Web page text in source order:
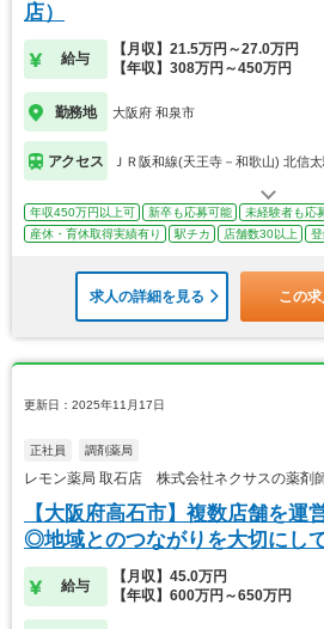
店）
給与
【月収】21.5万円～27.0万円
【年収】308万円～450万円
勤務地 大阪府 和泉市
アクセス ＪＲ阪和線(天王寺－和歌山) 北信
年収450万円以上可 新卒も応募可能 未経験者も応
産休・育休取得実績有り
駅チカ 店舗数30以上
求人の詳細を見る この
更新日：2025年11月17日
正社員 調剤薬局
レモン薬局 取石店 株式会社ネクサスの薬剤
【大阪府高石市】複数店舗を運
◎地域とのつながりを大切にし
です
給与
【月収】45.0万円
【年収】600万円～650万円